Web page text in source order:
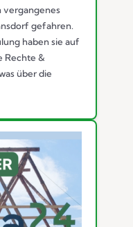
vergangenes
gefahren.
haben sie auf
Rechte &
über die